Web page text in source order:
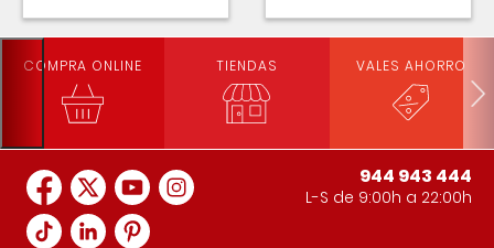
COMPRA ONLINE TIENDAS VALES AHORRO
944 943 444
L-S de 9:00h a 22:00h